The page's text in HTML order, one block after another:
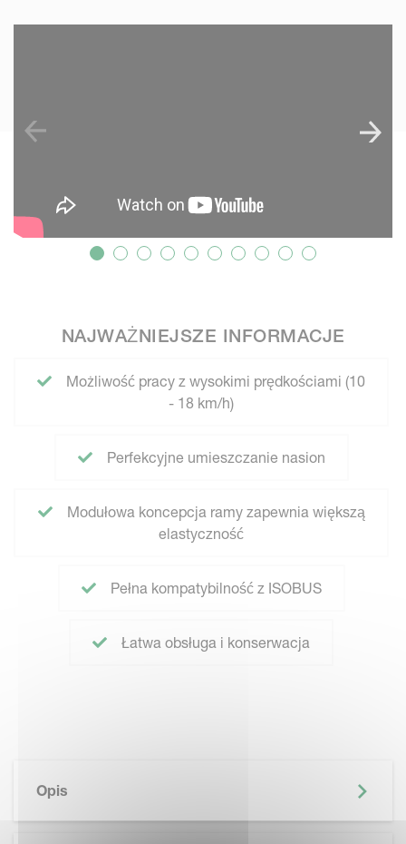
NAJWAŻNIEJSZE INFORMACJE
Możliwość pracy z wysokimi prędkościami (10
- 18 km/h)
Perfekcyjne umieszczanie nasion
Modułowa koncepcja ramy zapewnia większą
elastyczność
Pełna kompatybilność z ISOBUS
Łatwa obsługa i konserwacja
Opis